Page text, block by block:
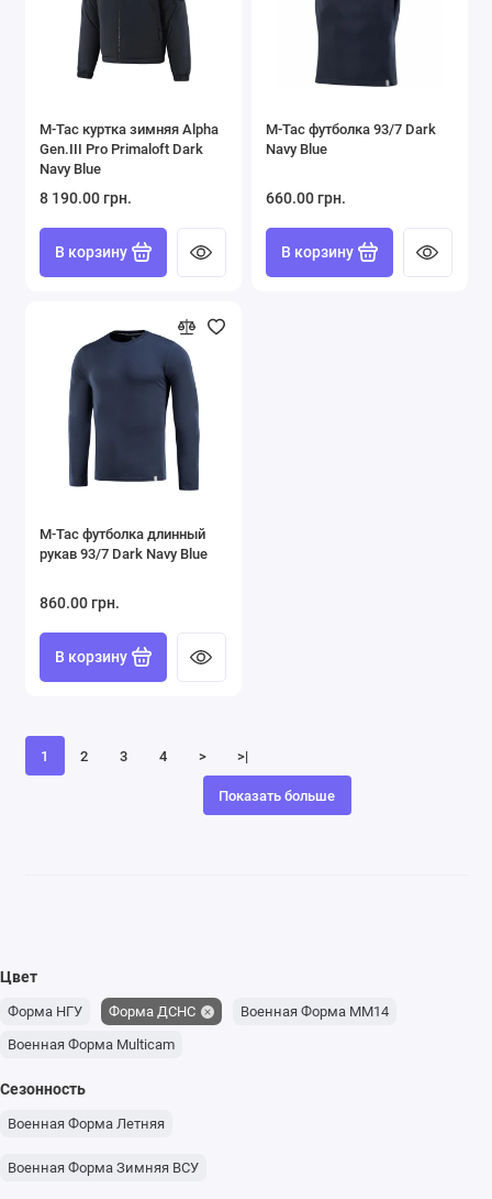
M-Tac куртка зимняя Alpha
Gen.III Pro Primaloft Dark
Navy Blue
8 190.00 грн.
В корзину
M-Tac футболка 93/7 Dark
Navy Blue
660.00 грн.
В корзину
M-Tac футболка длинный
рукав 93/7 Dark Navy Blue
860.00 грн.
В корзину
1 2 3 4 > >|
Показать больше
Цвет
Форма НГУ Форма ДСНС
Военная Форма ММ14
Военная Форма Multicam
Сезонность
Военная Форма Летняя
Военная Форма Зимняя ВСУ